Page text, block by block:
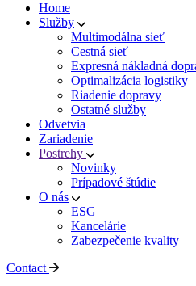
Home
Služby
Multimodálna sieť
Cestná sieť
Expresná nákladná
Optimalizácia logistiky
Riadenie dopravy
Ostatné služby
Odvetvia
Zariadenie
Postrehy
Novinky
Prípadové štúdie
O nás
ESG
Kancelárie
Zabezpečenie kvality
Contact